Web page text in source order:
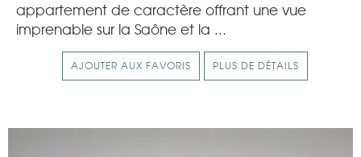
appartement de caractère offrant une vue
imprenable sur la Saône et la ...
AJOUTER AUX FAVORIS PLUS DE DÉTAILS